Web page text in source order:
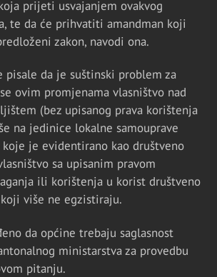
prijeti usvajanjem ovakvog
te da će prihvatiti amandman koji
zakon, navodi ona.
pisale da je suštinski problem za
ovim promjenama vlasništvo nad
(bez upisanog prava korištenja
na jedinice lokalne samouprave
je evidentirano kao društveno
sa upisanim pravom
ili korištenja u korist društveno
više ne egzistiraju.
da općine trebaju saglasnost
ministarstva za provedbu
pitanju.